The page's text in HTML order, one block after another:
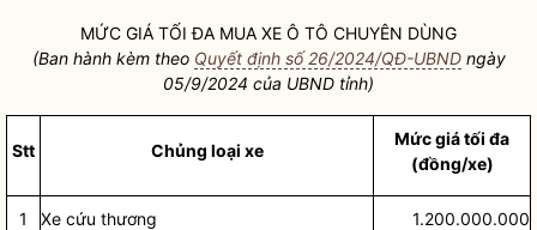
MỨC GIÁ TỐI ĐA MUA XE Ô TÔ CHUYÊN DÙNG
(Ban hành kèm theo Quyết định số 26/2024/QĐ-UBNDngày
05/9/2024 của UBND tỉnh)
Stt Chủng loại xe
Mức giá tối đa
(đồng/xe)
1 Xe cứu thương 1.200.000.000